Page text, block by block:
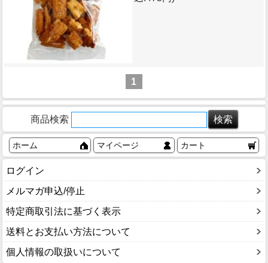
1
商品検索
ホーム マイページ カート
ログイン
メルマガ申込/停止
特定商取引法に基づく表示
送料とお支払い方法について
個人情報の取扱いについて